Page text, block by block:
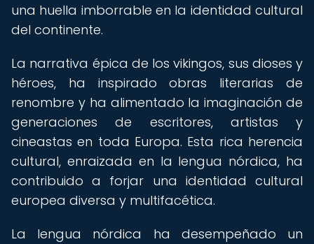
una huella imborrable en la identidad cultural
del continente.
La narrativa épica de los vikingos, sus dioses y
héroes, ha inspirado obras literarias de
renombre y ha alimentado la imaginación de
generaciones de escritores, artistas y
cineastas en toda Europa. Esta rica herencia
cultural, enraizada en la lengua nórdica, ha
contribuido a forjar una identidad cultural
europea diversa y multifacética.
La lengua nórdica ha desempeñado un